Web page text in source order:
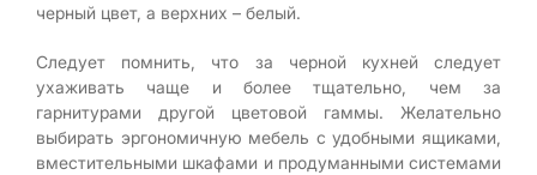
черный цвет, а верхних – белый.
Следует помнить, что за черной кухней следует
ухаживать чаще и более тщательно, чем за
гарнитурами другой цветовой гаммы. Желательно
выбирать эргономичную мебель с удобными ящиками,
вместительными шкафами и продуманными системами